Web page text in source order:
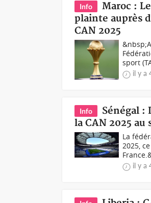
Info
Maroc :
plainte auprès
CAN 2025
sport
il y a
Info
Sénégal :
la CAN 2025 au
La
2025,
il y a